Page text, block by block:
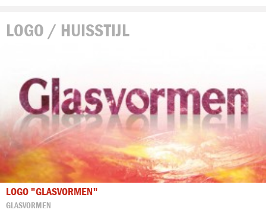
LOGO / HUISSTIJL
LOGO "GLASVORMEN"
GLASVORMEN